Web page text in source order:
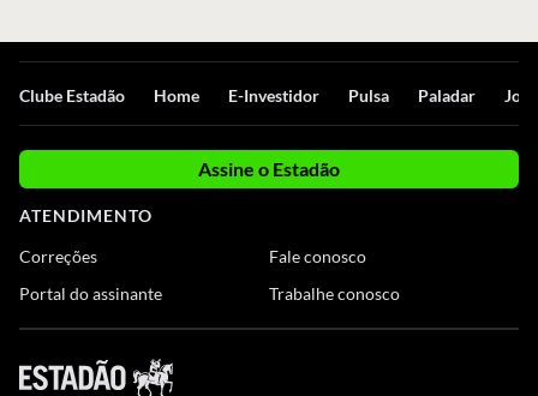
Clube Estadão Home E-Investidor Pulsa Paladar
Assine o Estadão
ATENDIMENTO
Correções
Portal do assinante
Fale conosco
Trabalhe conosco